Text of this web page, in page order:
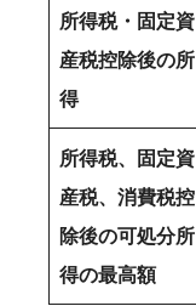
所得税・固定資
産税控除後の所
得
所得税、固定資
産税、消費税控
除後の可処分所
得の最高額